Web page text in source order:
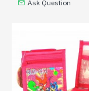
Ask Question